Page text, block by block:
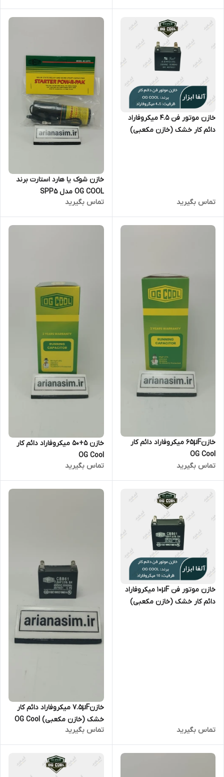
خازن موتور فن 4.5 میکروفاراد
دائم کار خشک (خازن مکعبی)
تماس بگیرید
خازن شوک یا هارد استارت برند
OG COOL مدل SPP۵
تماس بگیرید
خازن65µF میکروفاراد دائم کار
OG Cool
تماس بگیرید
خازن 5+50 میکروفاراد دائم کار
OG Cool
تماس بگیرید
خازن موتور فن 10µF میکروفاراد
دائم کار خشک (خازن مکعبی)
تماس بگیرید
خازن۷.۵µF میکروفاراد دائم کار
خشک (خازن مکعبی) OG Cool
سری CBB61
تماس بگیرید